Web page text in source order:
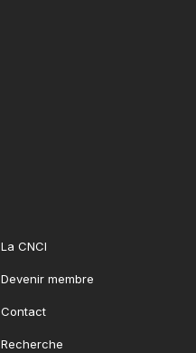
La CNCI
Devenir membre
Contact
Recherche